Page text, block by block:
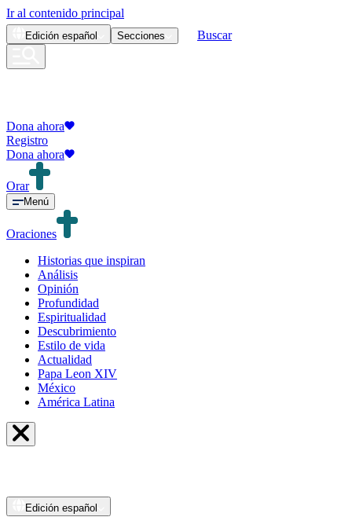
Ir al contenido principal
Edición español Secciones Buscar
Dona ahora
Registro
Dona ahora
Orar
Menú
Oraciones
Historias que inspiran
Análisis
Opinión
Profundidad
Espiritualidad
Descubrimiento
Estilo de vida
Actualidad
Papa Leon XIV
México
América Latina
Edición español